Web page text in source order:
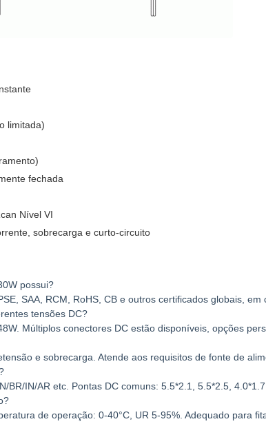
limitada)
fechada
Nível VI
sobrecarga e curto-circuito
possui?
SAA, RCM, RoHS, CB e outros certificados globais,
tensões DC?
Múltiplos conectores DC estão disponíveis, opções
e sobrecarga. Atende aos requisitos de fonte de
BR/IN/AR etc. Pontas DC comuns: 5.5*2.1, 5.5*2.5,
de operação: 0-40°C, UR 5-95%. Adequado para